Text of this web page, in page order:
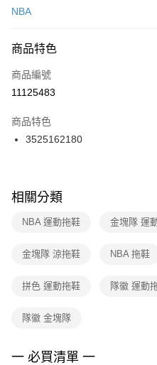
便利好安心！
３．安心：先確認商品／服務後，再
【「AFTEE先享後付」結帳流程】
１．於結帳方式選擇「AFTEE先享
２．訂單成立數日內，您將收到繳費
３．收到繳費通知簡訊後14天內，
ATM／網路銀行／等多元方式進行付
※ 交易是否成功請以「AFTEE先享
是否繳費成功／繳費後需取消欲退款
客戶支援中心」https://
１．透過由恩沛科技股份有限公司
權轉讓予恩沛科技股份有限公司。
３．未成年的使用者請事先徵得法
４．使用「AFTEE先享後付」時，
運送方式
每筆NT$100，滿NT$1,500(含以
宅配
每筆NT$100，滿NT$1,500(含以
付款後門市自取
每筆NT$100，滿NT$1,500(含以
NBA
商品特色
商品編號
11125483
商品特色
3525162180
相關分類
NBA 運動拖鞋 金塊隊 運
金塊隊 涼拖鞋 NBA 拖鞋
拼色 運動拖鞋 隊徽 運動
隊徽 金塊隊
一 必買清單 一